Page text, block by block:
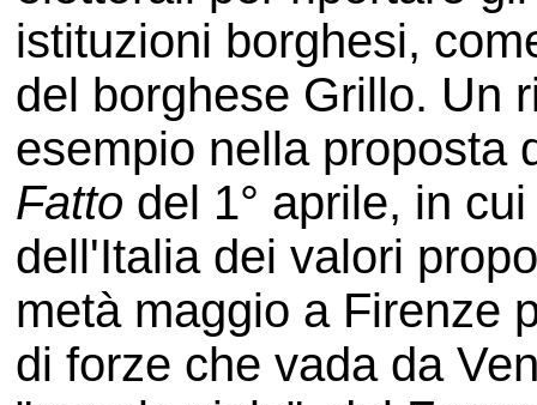
istituzioni borghesi,
del borghese Grillo. Un
esempio nella proposta
Fatto del 1° aprile, in
dell'Italia dei valori
metà maggio a Firenze
di forze che vada da